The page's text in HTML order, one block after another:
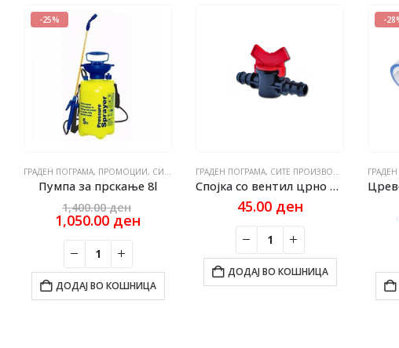
-25%
ГРАДЕН ПОГРАМА, ПРОМОЦИИ, СИТЕ ПРОИЗВОДИ
Пумпа за прскање 8l
1,400.00ден
price
1,050.00ден
1,050.00 ден.
ДОДАЈ ВО КОШНИЦА
ГРАДЕН ПОГРАМА, СИТЕ ПРОИЗВОДИ
Спојка со вентил црно црвен Ф25 x 25
45.00 ден
ДОДАЈ ВО КОШНИЦА
-